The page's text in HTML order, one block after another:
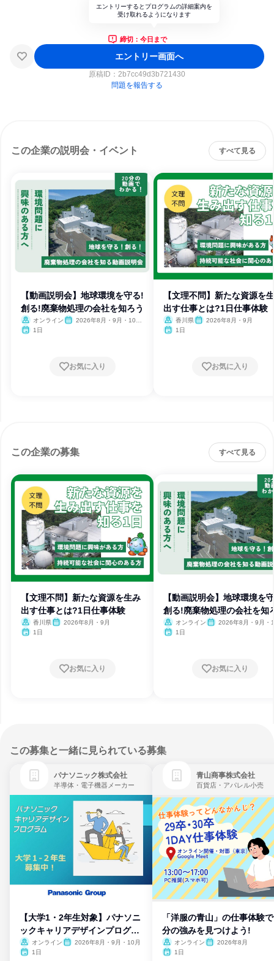
エントリーするとプログラムの詳細案内を
受け取れるようになります
締切：今日まで
エントリー画面へ
原稿ID： 2b7cc49d3b721430
問題を報告する
この企業の説明会・イベント すべて見る
【動画説明会】地球環境を守る!
創る!廃棄物処理の会社を知ろう
オンライン
2026年8月・9月・10
1日
お気に入り
【文理不問】新たな資源を
出す仕事とは?1日仕事体験
香川県
2026年8月・9月
1日
お気に入り
この企業の募集 すべて見る
【文理不問】新たな資源を生み
出す仕事とは?1日仕事体験
香川県
2026年8月・9月
1日
お気に入り
【動画説明会】地球環境を
創る!廃棄物処理の会社を知
オンライン
2026年8月・9月・
1日
お気に入り
この募集と一緒に見られている募集
パナソニック株式会社
半導体・電子機器メーカー
【大学1・2年生対象】パナソニ
ックキャリアデザインプログラ
ム
オンライン
2026年8月・9月・10月
1日
青山商事株式会社
百貨店・アパレル小売
「洋服の青山」の仕事体験
分の強みを見つけよう!
オンライン
2026年8月
1日